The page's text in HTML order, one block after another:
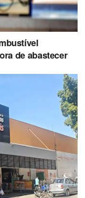
de abastecer